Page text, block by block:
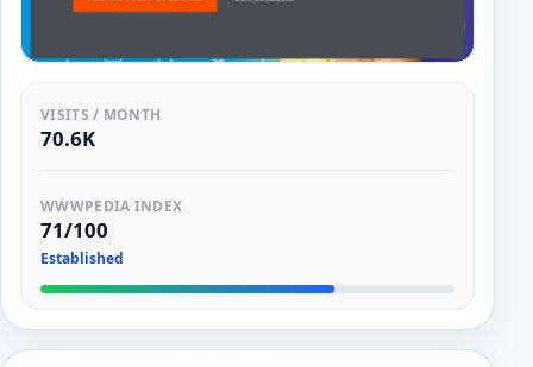
VISITS / MONTH
70.6K
WWWPEDIA INDEX
71/100
Established